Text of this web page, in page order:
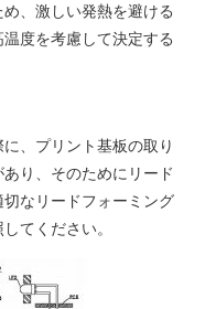
、激しい発熱を避ける
度を考慮して決定する
、プリント基板の取り
り、そのためにリード
なリードフォーミング
てください。